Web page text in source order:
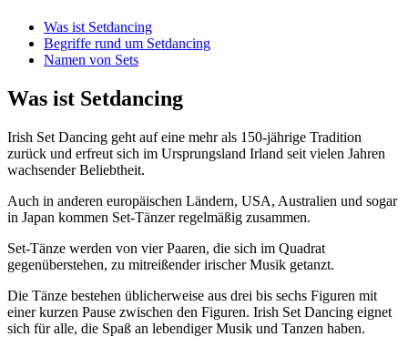
Was ist Setdancing
Begriffe rund um Setdancing
Namen von Sets
Was ist Setdancing
Irish Set Dancing geht auf eine mehr als 150-jährige Tradition
zurück und erfreut sich im Ursprungsland Irland seit vielen Jahren
wachsender Beliebtheit.
Auch in anderen europäischen Ländern, USA, Australien und sogar
in Japan kommen Set-Tänzer regelmäßig zusammen.
Set-Tänze werden von vier Paaren, die sich im Quadrat
gegenüberstehen, zu mitreißender irischer Musik getanzt.
Die Tänze bestehen üblicherweise aus drei bis sechs Figuren mit
einer kurzen Pause zwischen den Figuren. Irish Set Dancing eignet
sich für alle, die Spaß an lebendiger Musik und Tanzen haben.